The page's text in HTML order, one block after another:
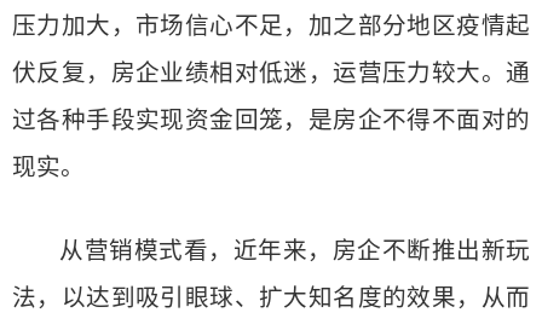
压力加大，市场信心不足，加之部分地区疫情起
伏反复，房企业绩相对低迷，运营压力较大。通
过各种手段实现资金回笼，是房企不得不面对的
现实。
从营销模式看，近年来，房企不断推出新玩
法，以达到吸引眼球、扩大知名度的效果，从而